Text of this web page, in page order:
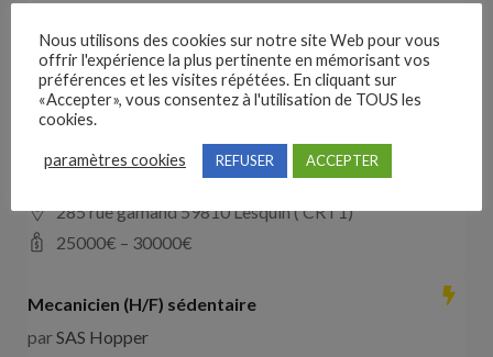
les landes de cassentin RD910
28000€ –40000€
Mecanicien (H/F) intinérant (Copie)
285 rue gamand 59810 Lesquin ( CRT1)
25000€ – 30000€
Mecanicien (H/F) sédentaire
parSAS Hopper
Nous utilisons des cookies sur notre site Web pour vous
offrir l'expérience la plus pertinente en mémorisant vos
préférences et les visites répétées. En cliquant sur
«Accepter», vous consentez à l'utilisation de TOUS les
cookies.
paramètres cookies REFUSER ACCEPTER